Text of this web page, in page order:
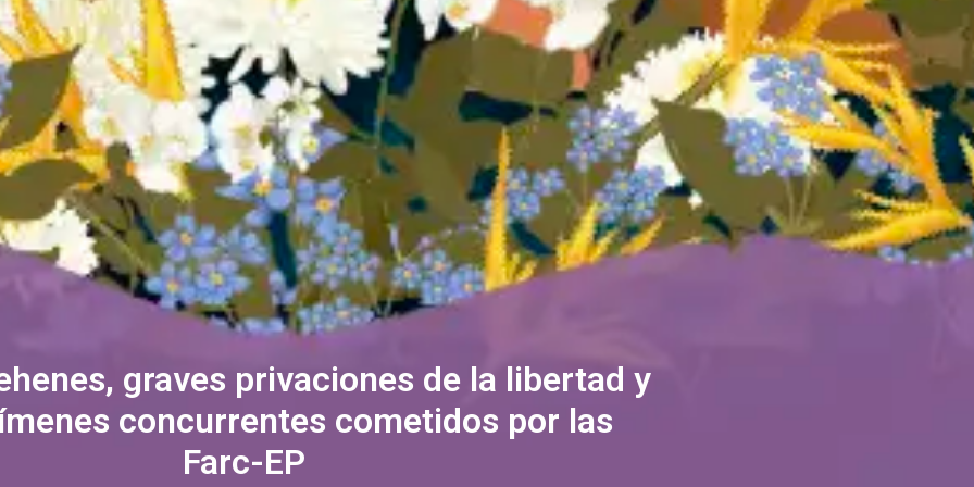
graves privaciones de la libertad y
concurrentes cometidos por las
Farc-EP
graves privaciones de la libertad y
concurrentes cometidos por las
Farc-EP